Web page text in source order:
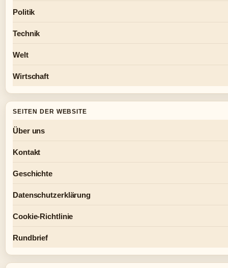
Politik
Technik
Welt
Wirtschaft
SEITEN DER WEBSITE
Über uns
Kontakt
Geschichte
Datenschutzerklärung
Cookie-Richtlinie
Rundbrief